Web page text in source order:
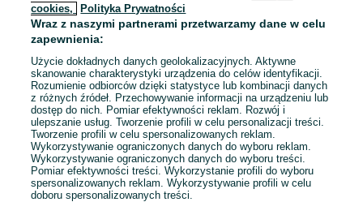
LUB
E-mail
Hasło
cookies,
Polityka Prywatności
Wraz z naszymi partnerami przetwarzamy dane w celu
zapewnienia:
Użycie dokładnych danych geolokalizacyjnych. Aktywne
skanowanie charakterystyki urządzenia do celów identyfikacji.
Rozumienie odbiorców dzięki statystyce lub kombinacji danych
z różnych źródeł. Przechowywanie informacji na urządzeniu lub
dostęp do nich. Pomiar efektywności reklam. Rozwój i
ulepszanie usług. Tworzenie profili w celu personalizacji treści.
Tworzenie profili w celu spersonalizowanych reklam.
Wykorzystywanie ograniczonych danych do wyboru reklam.
Wykorzystywanie ograniczonych danych do wyboru treści.
Pomiar efektywności treści. Wykorzystanie profili do wyboru
spersonalizowanych reklam. Wykorzystywanie profili w celu
doboru spersonalizowanych treści.